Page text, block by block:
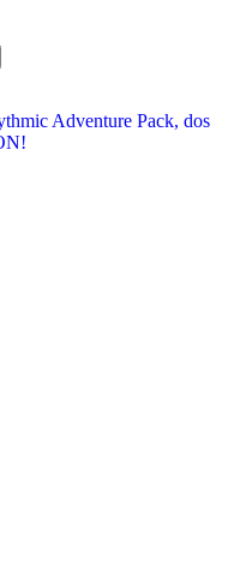
Adventure Pack, dos